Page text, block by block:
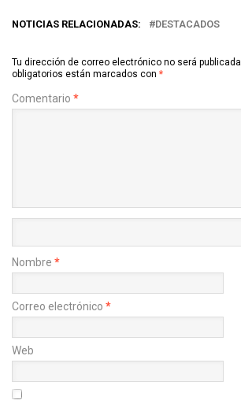
NOTICIAS RELACIONADAS: DESTACADOS
Tu dirección de correo electrónico no será publicada.
obligatorios están marcados con *
Comentario *
Nombre *
Correo electrónico *
Web